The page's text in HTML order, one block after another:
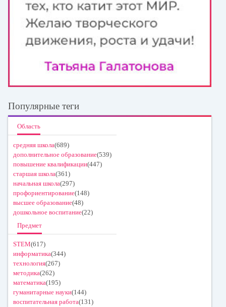
Популярные теги
Область
средняя школа(689)
дополнительное образование(539)
повышение квалификации(447)
старшая школа(361)
начальная школа(297)
профориентирование(148)
высшее образование(48)
дошкольное воспитание(22)
Предмет
STEM(617)
информатика(344)
технология(267)
методика(262)
математика(195)
гуманитарные науки(144)
воспитательная работа(131)